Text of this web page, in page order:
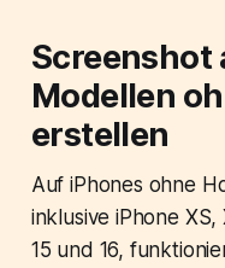
Screenshot
Modellen
erstellen
Auf iPhones ohne
inklusive iPhone XS,
15 und 16,